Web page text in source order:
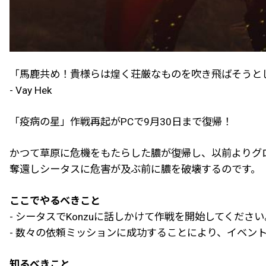
「馬鹿共め！貴様らは煌く荘厳なものを吹き飛ばそう
- Vay Hek
「疫病の星」作戦再起がPCで9月30日まで復帰！
かつて草原に危機をもたらした膿が復帰し、以前より
奪還しシータスに危害が及ぶ前に膿を破壊するのです。
ここでやるべきこと
- シータスでKonzuに話しかけて作戦を開始してくださ
- 数々の依頼ミッションに成功することにより、イベン